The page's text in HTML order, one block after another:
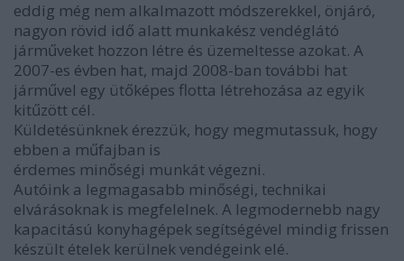
eddig még nem alkalmazott módszerekkel, önjáró,
nagyon rövid idő alatt munkakész vendéglátó
járműveket hozzon létre és üzemeltesse azokat. A
2007-es évben hat, majd 2008-ban további hat
járművel egy ütőképes flotta létrehozása az egyik
kitűzött cél.
Küldetésünknek érezzük, hogy megmutassuk, hogy
ebben a műfajban is
érdemes minőségi munkát végezni.
Autóink a legmagasabb minőségi, technikai
elvárásoknak is megfelelnek. A legmodernebb nagy
kapacitású konyhagépek segítségével mindig frissen
készült ételek kerülnek vendégeink elé.